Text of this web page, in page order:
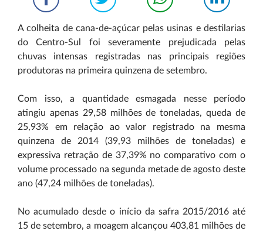
A colheita de cana-de-açúcar pelas usinas e destilarias
do Centro-Sul foi severamente prejudicada pelas
chuvas intensas registradas nas principais regiões
produtoras na primeira quinzena de setembro.
Com isso, a quantidade esmagada nesse período
atingiu apenas 29,58 milhões de toneladas, queda de
25,93% em relação ao valor registrado na mesma
quinzena de 2014 (39,93 milhões de toneladas) e
expressiva retração de 37,39% no comparativo com o
volume processado na segunda metade de agosto deste
ano (47,24 milhões de toneladas).
No acumulado desde o início da safra 2015/2016 até
15 de setembro, a moagem alcançou 403,81 milhões de